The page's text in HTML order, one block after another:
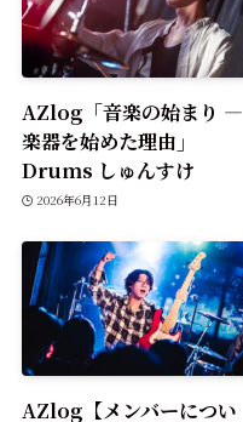
AZlog「音楽の始まり —
楽器を始めた理由」
Drums しゅんすけ
2026年6月12日
AZlog【メンバーについ